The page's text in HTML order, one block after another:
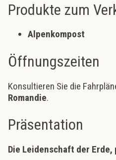
Produkte zum
Alpenkompost
Öffnungszeiten
Konsultieren Sie die
Romandie.
Präsentation
Die Leidenschaft der